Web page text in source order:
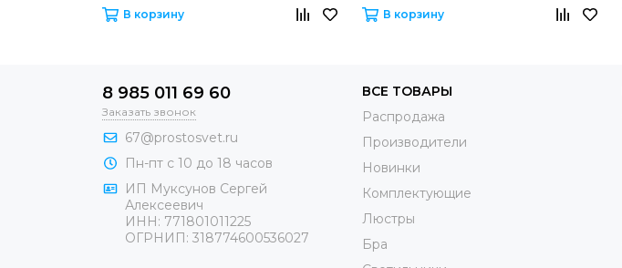
В корзину В корзину
8 985 011 69 60
Заказать звонок
67@prostosvet.ru
Пн-пт с 10 до 18 часов
ИП Муксунов Сергей
Алексеевич
ИНН: 771801011225
ОГРНИП: 318774600536027
ВСЕ ТОВАРЫ
Распродажа
Производители
Новинки
Комплектующие
Люстры
Бра